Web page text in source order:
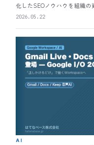
化したSEOノウハウを組織の
2026.05.22
AI